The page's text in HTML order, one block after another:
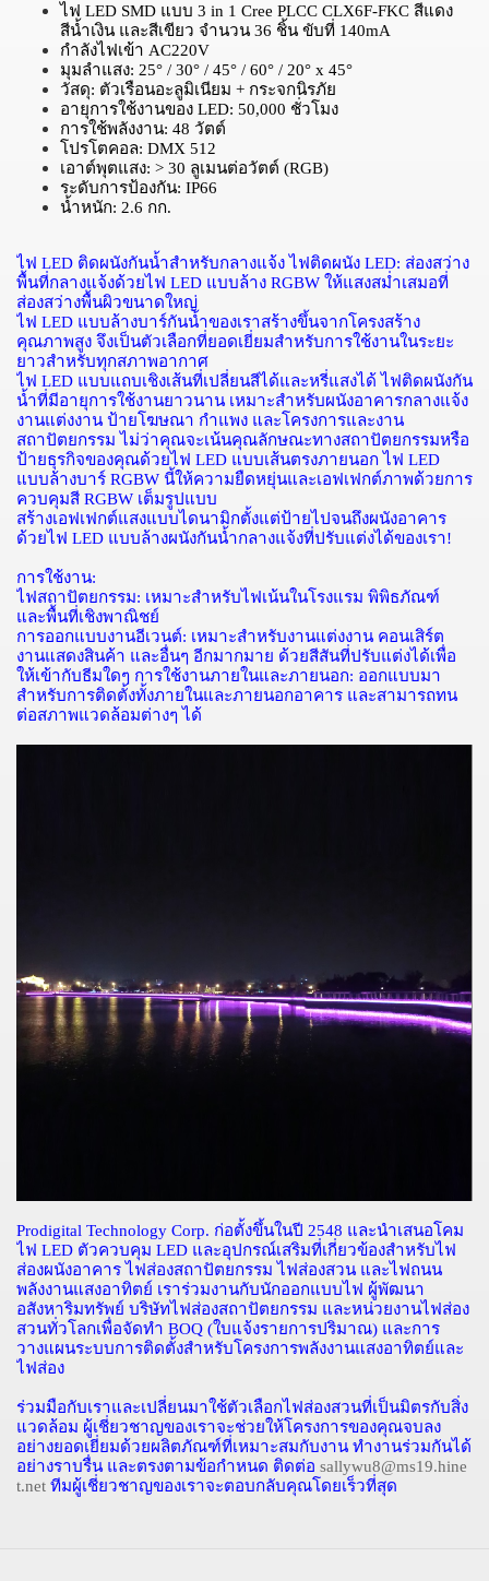
ไฟ LED SMD แบบ 3 in 1 Cree PLCC CLX6F-FKC สีแดง
สีน้ำเงิน และสีเขียว จำนวน 36 ชิ้น ขับที่ 140mA
กำลังไฟเข้า AC220V
มุมลำแสง: 25° / 30° / 45° / 60° / 20° x 45°
วัสดุ: ตัวเรือนอะลูมิเนียม + กระจกนิรภัย
อายุการใช้งานของ LED: 50,000 ชั่วโมง
การใช้พลังงาน: 48 วัตต์
โปรโตคอล: DMX 512
เอาต์พุตแสง: > 30 ลูเมนต่อวัตต์ (RGB)
ระดับการป้องกัน: IP66
น้ำหนัก: 2.6 กก.
ไฟ LED ติดผนังกันน้ำสำหรับกลางแจ้ง ไฟติดผนัง LED: ส่องสว่าง
พื้นที่กลางแจ้งด้วยไฟ LED แบบล้าง RGBW ให้แสงสม่ำเสมอที่
ส่องสว่างพื้นผิวขนาดใหญ่
ไฟ LED แบบล้างบาร์กันน้ำของเราสร้างขึ้นจากโครงสร้าง
คุณภาพสูง จึงเป็นตัวเลือกที่ยอดเยี่ยมสำหรับการใช้งานในระยะ
ยาวสำหรับทุกสภาพอากาศ
ไฟ LED แบบแถบเชิงเส้นที่เปลี่ยนสีได้และหรี่แสงได้ ไฟติดผนังกัน
น้ำที่มีอายุการใช้งานยาวนาน เหมาะสำหรับผนังอาคารกลางแจ้ง
งานแต่งงาน ป้ายโฆษณา กำแพง และโครงการและงาน
สถาปัตยกรรม ไม่ว่าคุณจะเน้นคุณลักษณะทางสถาปัตยกรรมหรือ
ป้ายธุรกิจของคุณด้วยไฟ LED แบบเส้นตรงภายนอก ไฟ LED
แบบล้างบาร์ RGBW นี้ให้ความยืดหยุ่นและเอฟเฟกต์ภาพด้วยการ
ควบคุมสี RGBW เต็มรูปแบบ
สร้างเอฟเฟกต์แสงแบบไดนามิกตั้งแต่ป้ายไปจนถึงผนังอาคาร
ด้วยไฟ LED แบบล้างผนังกันน้ำกลางแจ้งที่ปรับแต่งได้ของเรา!
การใช้งาน:
ไฟสถาปัตยกรรม: เหมาะสำหรับไฟเน้นในโรงแรม พิพิธภัณฑ์
และพื้นที่เชิงพาณิชย์
การออกแบบงานอีเวนต์: เหมาะสำหรับงานแต่งงาน คอนเสิร์ต
งานแสดงสินค้า และอื่นๆ อีกมากมาย ด้วยสีสันที่ปรับแต่งได้เพื่อ
ให้เข้ากับธีมใดๆ การใช้งานภายในและภายนอก: ออกแบบมา
สำหรับการติดตั้งทั้งภายในและภายนอกอาคาร และสามารถทน
ต่อสภาพแวดล้อมต่างๆ ได้
Prodigital Technology Corp. ก่อตั้งขึ้นในปี 2548 และนำเสนอโคม
ไฟ LED ตัวควบคุม LED และอุปกรณ์เสริมที่เกี่ยวข้องสำหรับไฟ
ส่องผนังอาคาร ไฟส่องสถาปัตยกรรม ไฟส่องสวน และไฟถนน
พลังงานแสงอาทิตย์ เราร่วมงานกับนักออกแบบไฟ ผู้พัฒนา
อสังหาริมทรัพย์ บริษัทไฟส่องสถาปัตยกรรม และหน่วยงานไฟส่อง
สวนทั่วโลกเพื่อจัดทำ BOQ (ใบแจ้งรายการปริมาณ) และการ
วางแผนระบบการติดตั้งสำหรับโครงการพลังงานแสงอาทิตย์และ
ไฟส่อง
ร่วมมือกับเราและเปลี่ยนมาใช้ตัวเลือกไฟส่องสวนที่เป็นมิตรกับสิ่ง
แวดล้อม ผู้เชี่ยวชาญของเราจะช่วยให้โครงการของคุณจบลง
อย่างยอดเยี่ยมด้วยผลิตภัณฑ์ที่เหมาะสมกับงาน ทำงานร่วมกันได้
อย่างราบรื่น และตรงตามข้อกำหนด ติดต่อ sallywu8@ms19.hine
t.net ทีมผู้เชี่ยวชาญของเราจะตอบกลับคุณโดยเร็วที่สุด